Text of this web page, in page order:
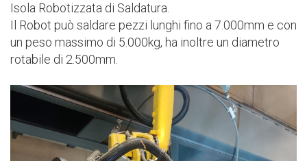
Isola Robotizzata di Saldatura.
Il Robot può saldare pezzi lunghi fino a 7.000mm e con
un peso massimo di 5.000kg, ha inoltre un diametro
rotabile di 2.500mm.